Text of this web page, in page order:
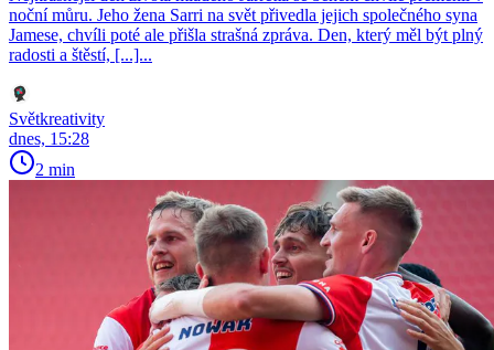
noční můru. Jeho žena Sarri na svět přivedla jejich společného syna
Jamese, chvíli poté ale přišla strašná zpráva. Den, který měl být plný
radosti a štěstí, [...]...
Světkreativity
dnes, 15:28
2 min